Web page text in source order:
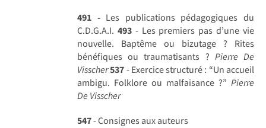
491 -Les publications pédagogiques du
C.D.G.A.I. 493- Les premiers pas d’une vie
nouvelle. Baptême ou bizutage ? Rites
bénéfiques ou traumatisants ? Pierre De
Visscher537- Exercice structuré : “Un accueil
ambigu. Folklore ou malfaisance ?” Pierre
De Visscher
547- Consignes aux auteurs